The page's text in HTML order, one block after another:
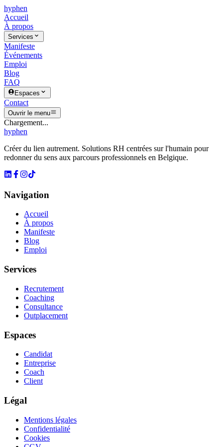
hyphen
Accueil
À propos
Services
Manifeste
Événements
Emploi
Blog
FAQ
Espaces
Contact
Ouvrir le menu
Chargement...
hyphen
Créer du lien autrement. Solutions RH centrées sur l'humain pour
redonner du sens aux parcours professionnels en Belgique.
Navigation
Accueil
À propos
Manifeste
Blog
Emploi
Services
Recrutement
Coaching
Consultance
Outplacement
Espaces
Candidat
Entreprise
Coach
Client
Légal
Mentions légales
Confidentialité
Cookies